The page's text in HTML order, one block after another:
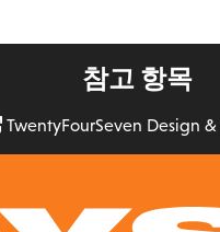
참고 항목
TwentyFourSeven Design &